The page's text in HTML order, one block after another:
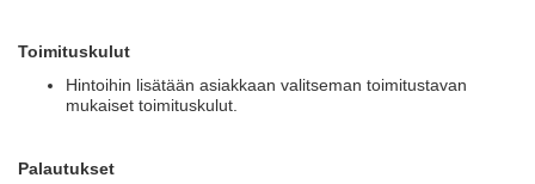
Toimituskulut
Hintoihin lisätään asiakkaan valitseman toimitustavan
mukaiset toimituskulut.
Palautukset